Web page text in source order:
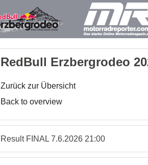
RedBull Erzbergrodeo
Zurück zur Übersicht
Back to overview
Result FINAL 7.6.2026 21:00